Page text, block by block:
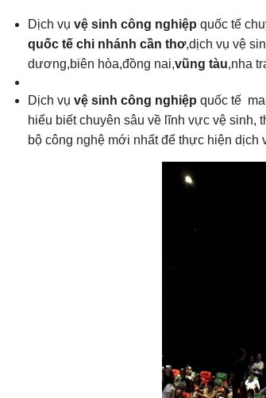
Dịch vụ vệ sinh công nghiệp quốc tế
quốc tế chi nhánh cần thơ,dịch vụ vệ
dương,biên hòa,đồng nai,vũng tàu,nha
Dịch vụ vệ sinh công nghiệp quốc tế
hiểu biết chuyên sâu về lĩnh vực vệ sinh,
bộ công nghệ mới nhất để thực hiện dịch